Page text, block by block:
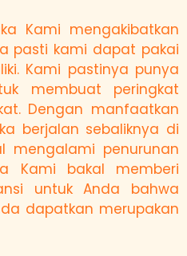
Kami mengakibatkan
pasti kami dapat pakai
Kami pastinya punya
membuat peringkat
Dengan manfaatkan
berjalan sebaliknya di
mengalami penurunan
Kami bakal memberi
untuk Anda bahwa
dapatkan merupakan